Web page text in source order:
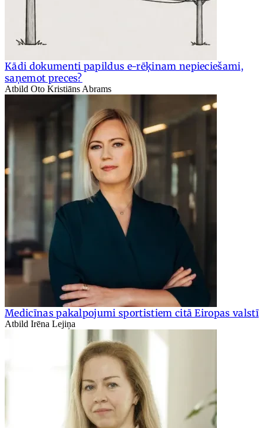
Kādi dokumenti papildus e-rēķinam nepieciešami,
saņemot preces?
Atbild Oto Kristiāns Abrams
Medicīnas pakalpojumi sportistiem citā Eiropas valstī
Atbild Irēna Lejiņa